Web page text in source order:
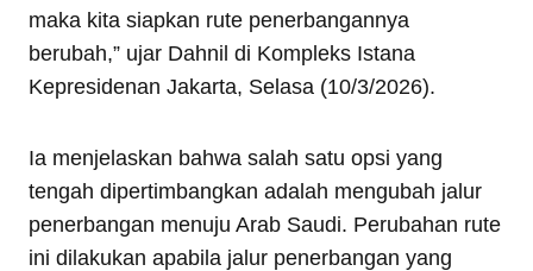
maka kita siapkan rute penerbangannya
berubah,” ujar Dahnil di Kompleks Istana
Kepresidenan Jakarta, Selasa (10/3/2026).
Ia menjelaskan bahwa salah satu opsi yang
tengah dipertimbangkan adalah mengubah jalur
penerbangan menuju Arab Saudi. Perubahan rute
ini dilakukan apabila jalur penerbangan yang